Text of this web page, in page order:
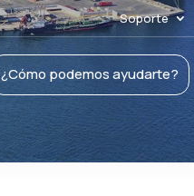
Soporte
¿Cómo podemos ayudarte?